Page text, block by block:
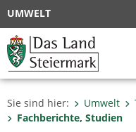
UMWELT
Sie sind hier: Umwelt
Fachberichte, Studien